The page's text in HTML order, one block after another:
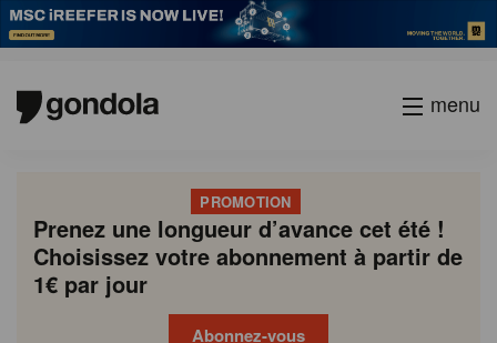
menu
PROMOTION
Prenez une longueur d’avance cet été !
Choisissez votre abonnement à partir de
1€ par jour
Abonnez-vous